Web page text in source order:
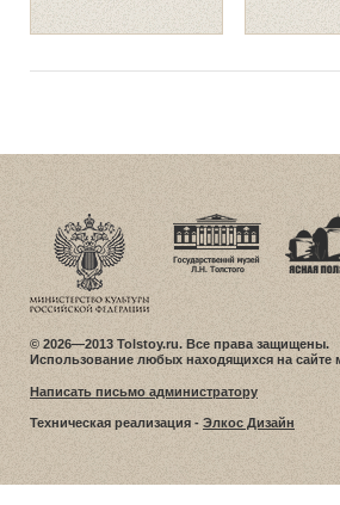
© 2026—2013 Tolstoy.ru. Все права защищены.
Использование любых находящихся на
Написать письмо администратору
Техническая реализация - Элкос Дизайн